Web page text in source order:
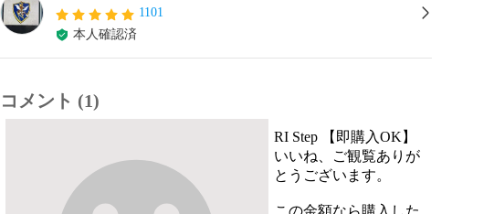
1101
本人確認済
コメント (1)
RI Step 【即購入OK】
いいね、ご観覧ありが
とうございます。
この金額なら購入した